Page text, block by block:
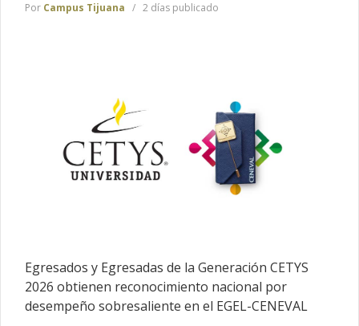
Por Campus Tijuana 2 días publicado
Egresados y Egresadas de la Generación CETYS
2026 obtienen reconocimiento nacional por
desempeño sobresaliente en el EGEL-CENEVAL